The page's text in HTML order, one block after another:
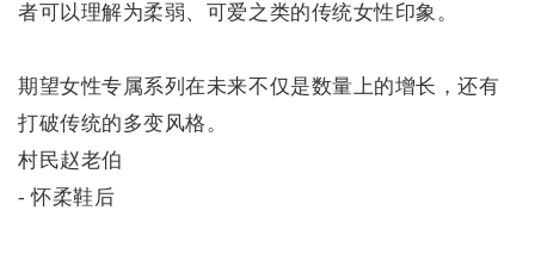
者可以理解为柔弱、可爱之类的传统女性印象。
期望女性专属系列在未来不仅是数量上的增长，还有
打破传统的多变风格。
村民赵老伯
- 怀柔鞋后